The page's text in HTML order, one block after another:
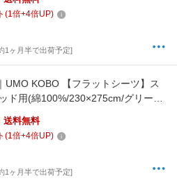
(1倍+4倍UP)
1ヶ月半で出荷予定]
UMO KOBO 【フラットシーツ】ス
ド用(綿100%/230×275cm/グリー
送料無料
(1倍+4倍UP)
1ヶ月半で出荷予定]